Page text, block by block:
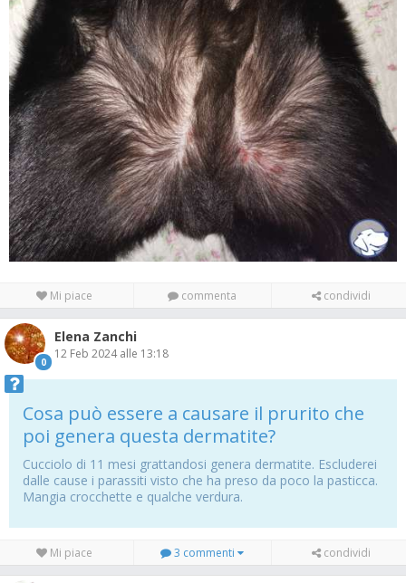
Mi piace commenta condividi
0
Elena Zanchi
12 Feb 2024 alle 13:18
Cosa può essere a causare il prurito che
poi genera questa dermatite?
Cucciolo di 11 mesi grattandosi genera dermatite. Escluderei
dalle cause i parassiti visto che ha preso da poco la pasticca.
Mangia crocchette e qualche verdura.
Mi piace 3 commenti condividi